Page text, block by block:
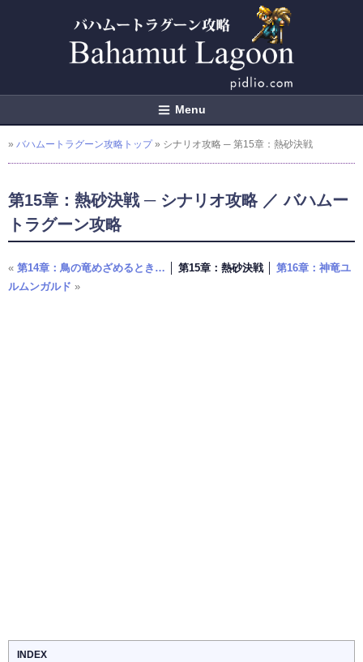
Menu
» バハムートラグーン攻略トップ» シナリオ攻略 ─ 第15章：熱砂決戦
第15章：熱砂決戦 ─ シナリオ攻略 ／ バハムー
トラグーン攻略
« 第14章：鳥の竜めざめるとき… │ 第15章：熱砂決戦 │ 第16章：神竜ユ
ルムンガルド »
INDEX